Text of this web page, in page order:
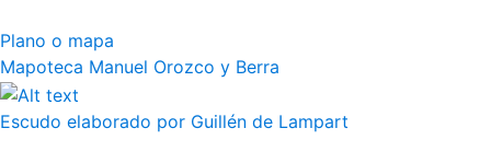
Plano o mapa
Mapoteca Manuel Orozco y Berra
Escudo elaborado por Guillén de Lampart